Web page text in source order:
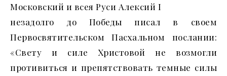
Московский и всея Руси Алексий I
незадолго до Победы писал в своем
Первосвятительском Пасхальном послании:
«Свету и силе Христовой не возмогли
противиться и препятствовать темные силы